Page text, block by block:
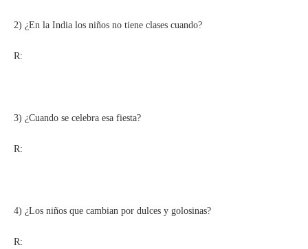
2) ¿En la India los niños no tiene clases cuando?
R:
3) ¿Cuando se celebra esa fiesta?
R:
4) ¿Los niños que cambian por dulces y golosinas?
R: